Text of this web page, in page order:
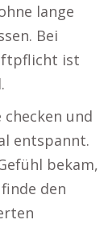
lange
Bei
ist
und
entspannt.
bekam,
den